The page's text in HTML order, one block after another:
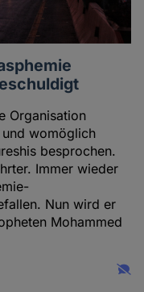
Organisation
womöglich
besprochen.
Immer wieder
Nun wird er
Mohammed